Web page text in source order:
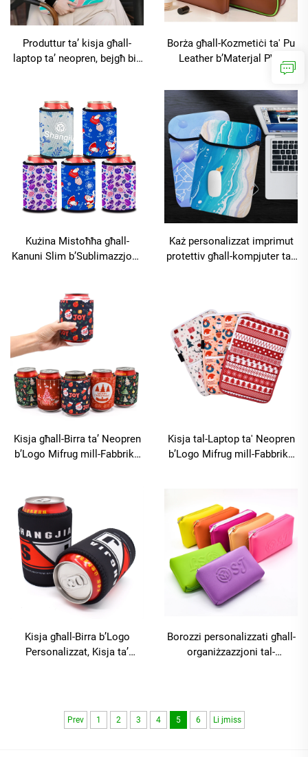
Produttur ta’ kisja għall-
laptop ta’ neopren, bejgħ bil-
laptop resistenti għall-ilma
Borża għall-Kozmetiċi ta' Pu
Leather b’Materjal PVC
Trasparenti għall-Viżiti u
għall-Iżda tal-Ħażin, Borża
Ċara għall-Kozmetiċi
Kużina Mistoħħa għall-
Kanuni Slim b’Sublimazzjoni,
Kużini Mistoħħin għall-
Bevandi, Insulati
Każ personalizzat imprimut
protettiv għall-kompjuter tal-
iskrizzjonijiet ħofra għall-
sublimazzjoni f’bulk, ġubblu
ta’ neopren għall-kompjuter
tal-biżness għall-notebook
Kisja għall-Birra ta’ Neopren
b’Logo Mifrug mill-Fabbrika
Bżonn Ħielsa għall-Birra ta’
Neopren b’Isulazzjoni / Kisja
għall-Birra ta’ Neopren
b’Isulazzjoni
Kisja tal-Laptop ta' Neopren
b’Logo Mifrug mill-Fabbrika
Proteġiġi kontra l-Impatt
Kisja għall-Birra b’Logo
Personalizzat, Kisja ta’
qasira
Borozzi personalizzati għall-
organiżzazzjoni tal-
b’żippir għall-kosmetiċi
Prev 1 2 3 4 5 6 Li jmiss